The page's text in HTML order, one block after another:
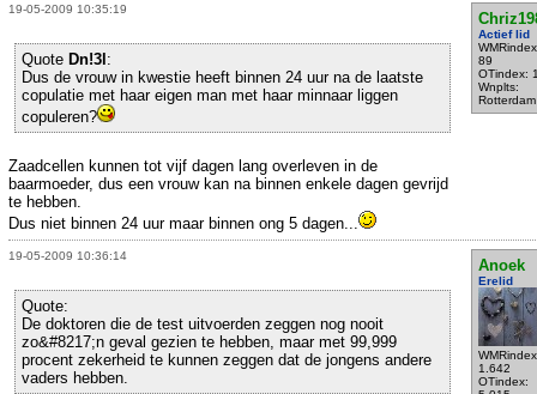
19-05-2009 10:35:19
Actief lid
89
OTindex:
Wnplts:
Rotterdam
Quote Dn!3l:
Dus de vrouw in kwestie heeft binnen 24 uur na de laatste
copulatie met haar eigen man met haar minnaar liggen
copuleren?
Zaadcellen kunnen tot vijf dagen lang overleven in de
baarmoeder, dus een vrouw kan na binnen enkele dagen gevrijd
te hebben.
Dus niet binnen 24 uur maar binnen ong 5 dagen...
19-05-2009 10:36:14
Anoek
Erelid
1.642
OTindex:
Quote:
De doktoren die de test uitvoerden zeggen nog nooit
zo&#8217;n geval gezien te hebben, maar met 99,999
procent zekerheid te kunnen zeggen dat de jongens andere
vaders hebben.